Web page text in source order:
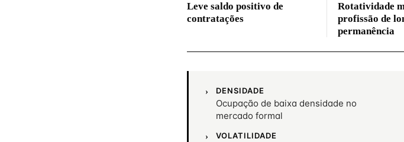
Leve saldo positivo de
contratações
Rotatividade
profissão de
permanência
DENSIDADE
Ocupação de baixa densidade no
mercado formal
VOLATILIDADE